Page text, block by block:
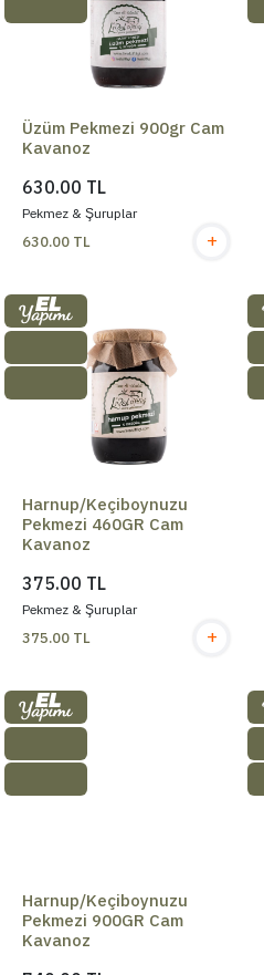
Üzüm Pekmezi 900gr Cam
Kavanoz
630.00 TL
Pekmez & Şuruplar
630.00 TL +
Harnup/Keçiboynuzu
Pekmezi 460GR Cam
Kavanoz
375.00 TL
Pekmez & Şuruplar
375.00 TL +
Harnup/Keçiboynuzu
Pekmezi 900GR Cam
Kavanoz